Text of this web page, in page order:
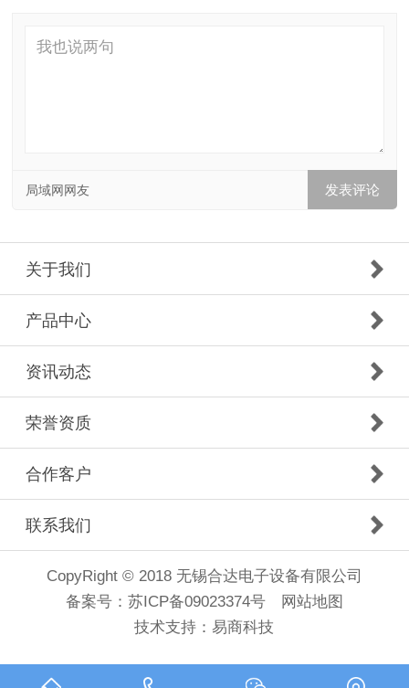
局域网网友
关于我们
产品中心
资讯动态
荣誉资质
合作客户
联系我们
CopyRight © 2018 无锡合达电子设备有限公司
备案号： 苏ICP备09023374号
网站地图
技术支持： 易商科技